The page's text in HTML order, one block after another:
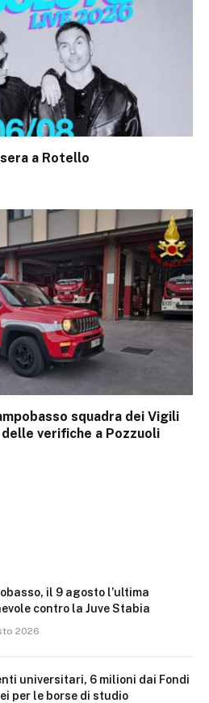
a Rotello
squadra dei Vigili
verifiche a Pozzuoli
il 9 agosto l’ultima
contro la Juve Stabia
2026
universitari, 6 milioni dai Fondi
per le borse di studio